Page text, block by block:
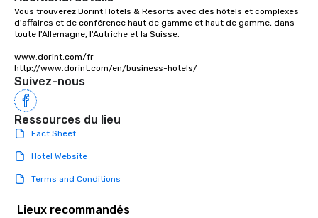
Vous trouverez Dorint Hotels & Resorts avec des hôtels et complexes
d'affaires et de conférence haut de gamme et haut de gamme, dans
toute l'Allemagne, l'Autriche et la Suisse.
www.dorint.com/fr
http://www.dorint.com/en/business-hotels/
Suivez-nous
Ressources du lieu
Fact Sheet
Hotel Website
Terms and Conditions
Lieux recommandés